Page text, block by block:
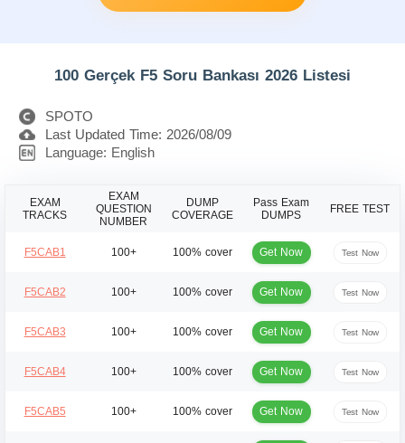
100 Gerçek F5 Soru Bankası 2026 Listesi
SPOTO
Last Updated Time: 2026/08/09
Language: English
EXAM
TRACKS
EXAM
QUESTION
NUMBER
DUMP
COVERAGE
Pass Exam
DUMPS
FREE TEST
F5CAB1 100+ 100% cover Get Now Test Now
F5CAB2 100+ 100% cover Get Now Test Now
F5CAB3 100+ 100% cover Get Now Test Now
F5CAB4 100+ 100% cover Get Now Test Now
F5CAB5 100+ 100% cover Get Now Test Now